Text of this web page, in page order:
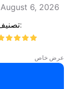
محدث August 6, 2026
تصنيف:
عرض خاص